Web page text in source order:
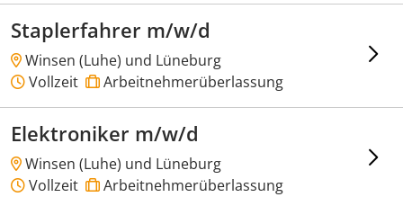
Staplerfahrer m/w/d
Winsen (Luhe) und Lüneburg
Vollzeit
Arbeitnehmerüberlassung
Elektroniker m/w/d
Winsen (Luhe) und Lüneburg
Vollzeit
Arbeitnehmerüberlassung